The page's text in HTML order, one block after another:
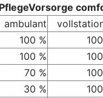
PflegeVorsorge
ambulant
100 %
100 %
70 %
30 %